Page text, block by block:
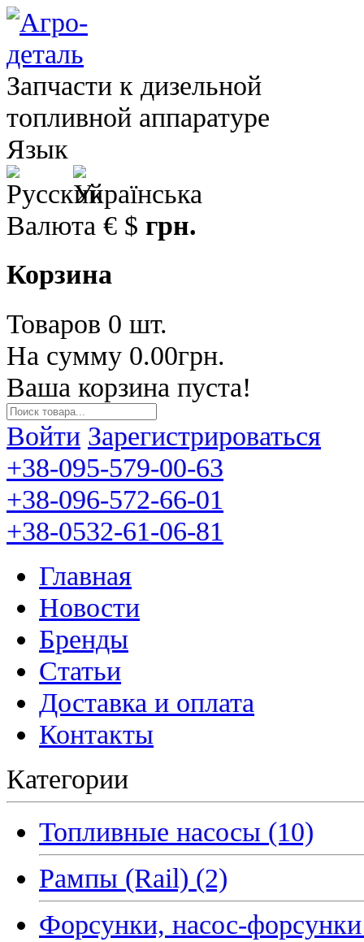
Запчасти к дизельной
топливной аппаратуре
Язык
Валюта € $ грн.
Корзина
Товаров 0 шт.
На сумму 0.00грн.
Ваша корзина пуста!
Войти Зарегистрироваться
+38-095-579-00-63
+38-096-572-66-01
+38-0532-61-06-81
Главная
Новости
Бренды
Статьи
Доставка и оплата
Контакты
Категории
Топливные насосы (10)
Рампы (Rail) (2)
Форсунки, насос-